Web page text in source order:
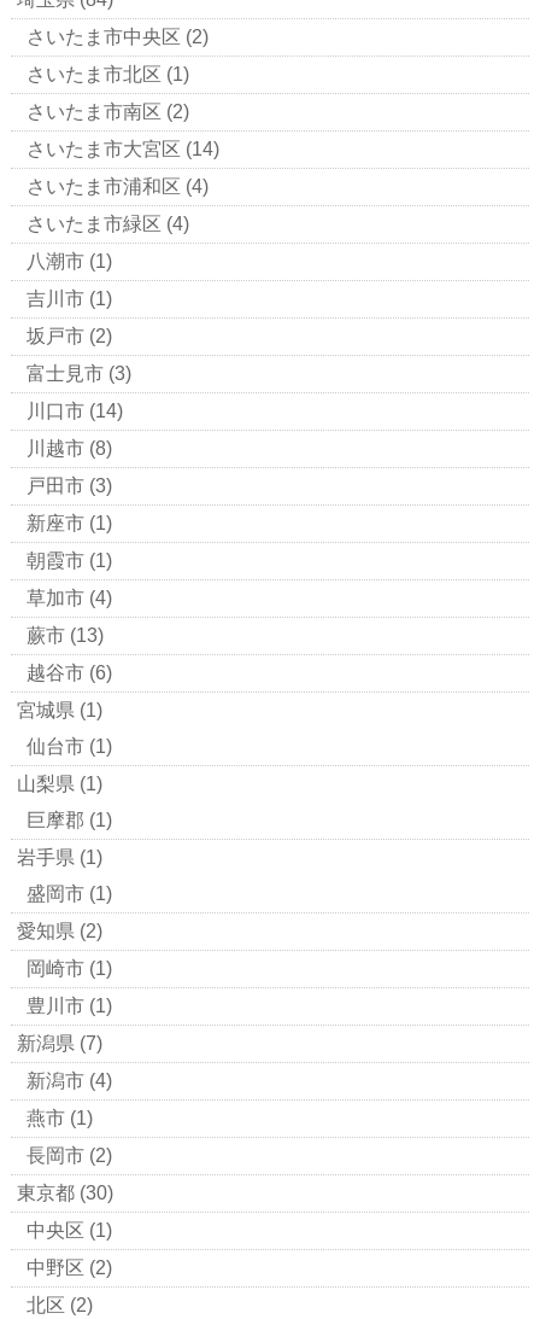
さいたま市中央区 (2)
さいたま市北区 (1)
さいたま市南区 (2)
さいたま市大宮区 (14)
さいたま市浦和区 (4)
さいたま市緑区 (4)
八潮市 (1)
吉川市 (1)
坂戸市 (2)
富士見市 (3)
川口市 (14)
川越市 (8)
戸田市 (3)
新座市 (1)
朝霞市 (1)
草加市 (4)
蕨市 (13)
越谷市 (6)
宮城県 (1)
仙台市 (1)
山梨県 (1)
巨摩郡 (1)
岩手県 (1)
盛岡市 (1)
愛知県 (2)
岡崎市 (1)
豊川市 (1)
新潟県 (7)
新潟市 (4)
燕市 (1)
長岡市 (2)
東京都 (30)
中央区 (1)
中野区 (2)
北区 (2)